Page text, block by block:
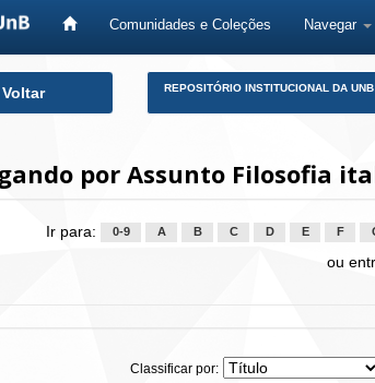
Comunidades e Coleções Navegar
Voltar REPOSITÓRIO INSTITUCIONAL DA UNB
por Assunto Filosofia
Ir para: 0-9 A B C D E F
ou
Classificar por: